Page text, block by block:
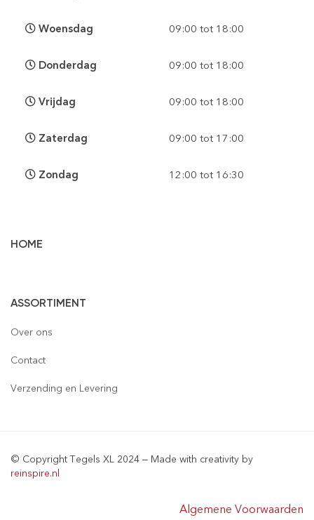
HOME
Keramiek
Natuursteen
ASSORTIMENT
Over ons
Contact
Verzending en Levering
Woensdag 09:00 tot 18:00
Donderdag 09:00 tot 18:00
Vrijdag 09:00 tot 18:00
Zaterdag 09:00 tot 17:00
Zondag 12:00 tot 16:30
© Copyright Tegels XL 2024 – Made with creativity by
reinspire.nl
Algemene Voorwaarden